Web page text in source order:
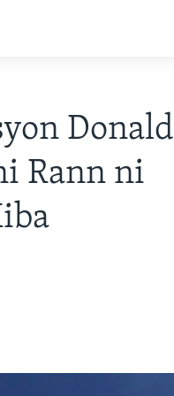
Donald
Rann ni